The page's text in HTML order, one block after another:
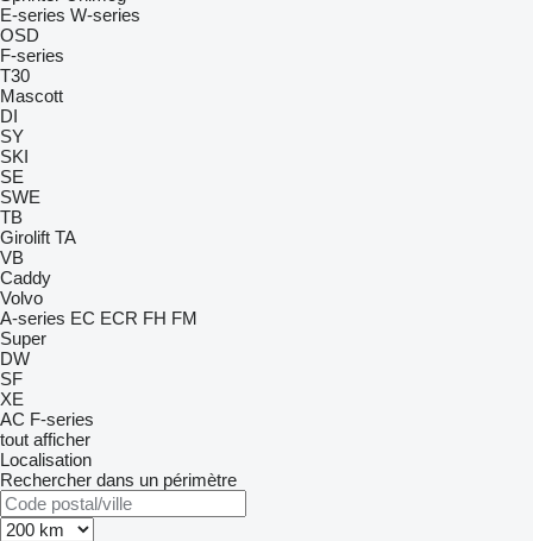
E-series W-series
OSD
F-series
T30
Mascott
DI
SY
SKI
SE
SWE
TB
Girolift TA
VB
Caddy
Volvo
A-series EC ECR FH FM
Super
DW
SF
XE
AC F-series
tout afficher
Localisation
Rechercher dans un périmètre